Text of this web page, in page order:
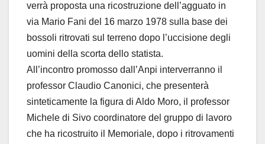
verrà proposta una ricostruzione dell’agguato in
via Mario Fani del 16 marzo 1978 sulla base dei
bossoli ritrovati sul terreno dopo l’uccisione degli
uomini della scorta dello statista.
All’incontro promosso dall’Anpi interverranno il
professor Claudio Canonici, che presenterà
sinteticamente la figura di Aldo Moro, il professor
Michele di Sivo coordinatore del gruppo di lavoro
che ha ricostruito il Memoriale, dopo i ritrovamenti